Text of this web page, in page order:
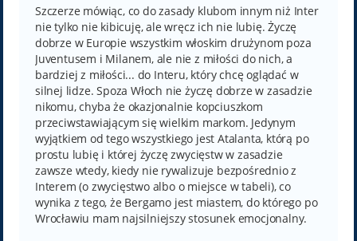
t
Szczerze mówiąc, co do zasady klubom innym niż Inter
nie tylko nie kibicuję, ale wręcz ich nie lubię. Życzę
dobrze w Europie wszystkim włoskim drużynom poza
Juventusem i Milanem, ale nie z miłości do nich, a
bardziej z miłości... do Interu, który chcę oglądać w
silnej lidze. Spoza Włoch nie życzę dobrze w zasadzie
nikomu, chyba że okazjonalnie kopciuszkom
przeciwstawiającym się wielkim markom. Jedynym
wyjątkiem od tego wszystkiego jest Atalanta, którą po
prostu lubię i której życzę zwycięstw w zasadzie
zawsze wtedy, kiedy nie rywalizuje bezpośrednio z
Interem (o zwycięstwo albo o miejsce w tabeli), co
wynika z tego, że Bergamo jest miastem, do którego po
Wrocławiu mam najsilniejszy stosunek emocjonalny.